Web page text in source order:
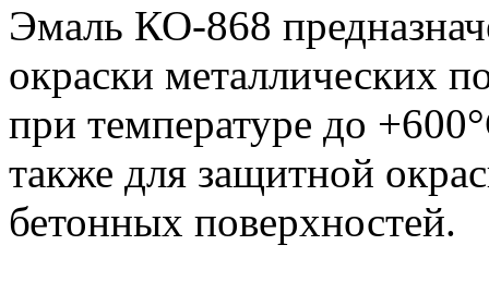
Эмаль КО-868
окраски металлических
при температуре до
также для защитной
бетонных поверхностей.